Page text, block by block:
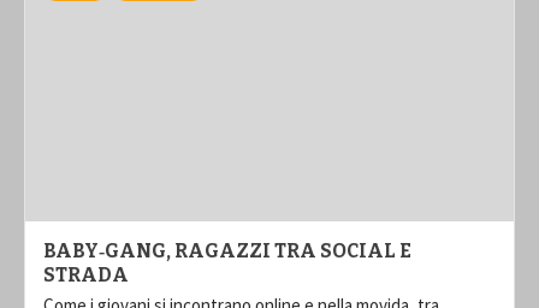
BABY‑GANG, RAGAZZI TRA SOCIAL E
STRADA